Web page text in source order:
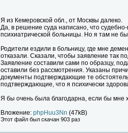
Я из Кемеровской обл., от Москвы далеко.
Да, в решение суда написано, что
психиатрической больницы. Но я там не
Родители ездили в больницу, где мне
отказали. Сказали, чтобы заявление так
Заявление составили сами по образцу,
оставили без рассмотрения. Указаны
документы подтверждающие те
подтверждающие, что я психически
Я бы очень была благодарна, если бы мне
Вложение: phpHuu3Nn (47kB)
Этот файл был скачан 903 раз